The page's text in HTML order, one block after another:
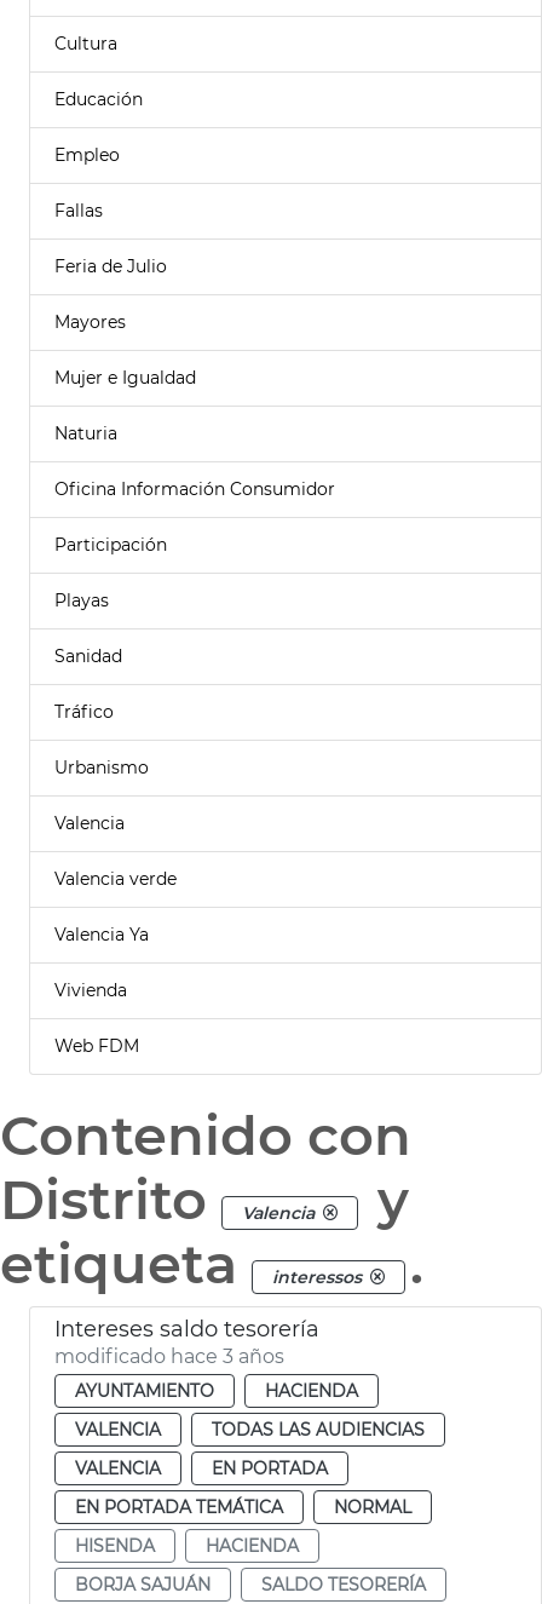
Cultura
Educación
Empleo
Fallas
Feria de Julio
Mayores
Mujer e Igualdad
Naturia
Oficina Información Consumidor
Participación
Playas
Sanidad
Tráfico
Urbanismo
Valencia
Valencia verde
Valencia Ya
Vivienda
Web FDM
Contenido con
Distrito
Valencia
y
etiqueta
interessos .
Intereses saldo tesorería
modificado hace 3 años
AYUNTAMIENTO
HACIENDA
VALENCIA
TODAS LAS AUDIENCIAS
VALENCIA
EN PORTADA
EN PORTADA TEMÁTICA
NORMAL
HISENDA
HACIENDA
BORJA SAJUÁN
SALDO TESORERÍA